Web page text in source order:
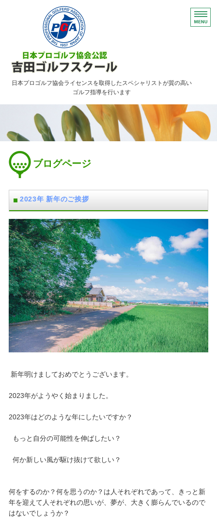
日本プロゴルフ協会ライセンスを取得したスペシャリストが質の高い
ゴルフ指導を行います
レッスンのご案内
ご予約について・FAQ
アクセス
お問い合わせ
ブログページ
2023年 新年のご挨拶
新年明けましておめでとうございます。
2023年がようやく始まりました。
2023年はどのような年にしたいですか？
もっと自分の可能性を伸ばしたい？
何か新しい風が駆け抜けて欲しい？
何をするのか？何を思うのか？は人それぞれであって、きっと新
年を迎えて人それぞれの思いが、夢が、大きく膨らんでいるので
はないでしょうか？